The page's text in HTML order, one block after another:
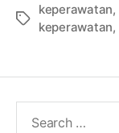
Tags
keperawatan,
keperawatan,